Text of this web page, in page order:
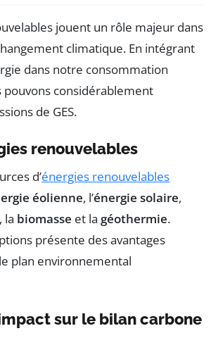
jouent un rôle majeur dans
climatique. En intégrant
dans notre consommation
considérablement
de GES.
renouvelables
d’énergies renouvelables
éolienne, l’énergie solaire,
, la biomasse et la géothermie.
présente des avantages
plan environnemental
sur le bilan carbone